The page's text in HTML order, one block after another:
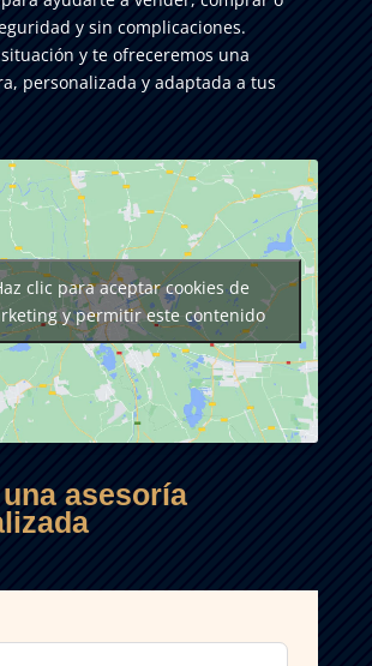
y sin complicaciones.
y te ofreceremos una
personalizada y adaptada a tus
clic para aceptar cookies de
y permitir este contenido
asesoría